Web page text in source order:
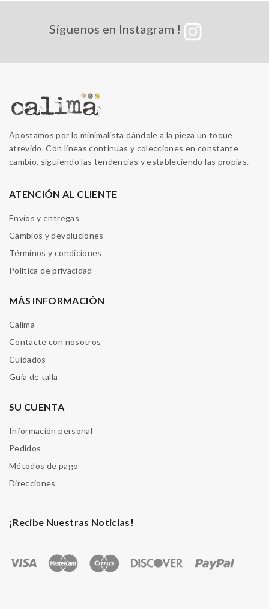
Síguenos en Instagram !
Apostamos por lo minimalista dándole a la pieza un toque
atrevido. Con líneas continuas y colecciones en constante
cambio, siguiendo las tendencias y estableciendo las propias.
ATENCIÓN AL CLIENTE
Envíos y entregas
Cambios y devoluciones
Términos y condiciones
Política de privacidad
MÁS INFORMACIÓN
Calima
Contacte con nosotros
Cuidados
Guía de talla
SU CUENTA
Información personal
Pedidos
Métodos de pago
Direcciones
¡Recibe Nuestras Noticias!